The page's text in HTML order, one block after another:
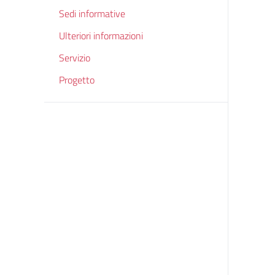
Sedi informative
Ulteriori informazioni
Servizio
Progetto